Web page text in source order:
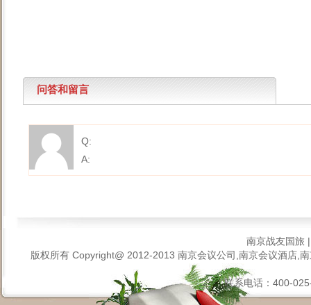
问答和留言
Q:
A:
南京战友国旅
版权所有 Copyright@ 2012-2013 南京会议公司,南京会议酒店,
联系电话：400-